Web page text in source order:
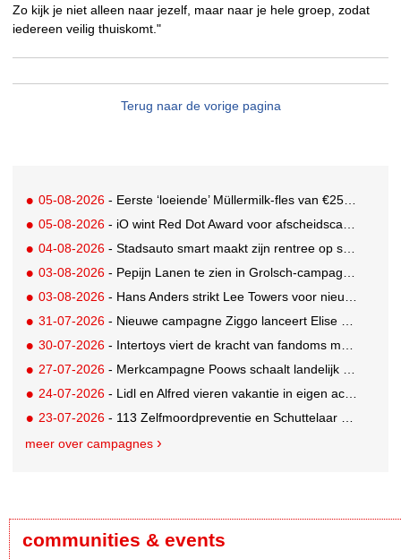
Zo kijk je niet alleen naar jezelf, maar naar je hele groep, zodat
iedereen veilig thuiskomt."
Terug naar de vorige pagina
05-08-2026 - Eerste ‘loeiende’ Müllermilk-fles van €25.000,- gevonden
05-08-2026 - iO wint Red Dot Award voor afscheidscampagne Peter Houtman bij Feyenoord
04-08-2026 - Stadsauto smart maakt zijn rentree op straat met een wereldwijde muurschilderingcampagne
03-08-2026 - Pepijn Lanen te zien in Grolsch-campagne voor nieuwe Grolsch CAL
03-08-2026 - Hans Anders strikt Lee Towers voor nieuwe campagne
31-07-2026 - Nieuwe campagne Ziggo lanceert Elise Schaap als expert over de Nederlandse voetbalbeleving
30-07-2026 - Intertoys viert de kracht van fandoms met nieuwe social media campagne rondom Olivia Rodrigo
27-07-2026 - Merkcampagne Poows schaalt landelijk op met gerichte Out of Home strategie
24-07-2026 - Lidl en Alfred vieren vakantie in eigen achtertuin
23-07-2026 - 113 Zelfmoordpreventie en Schuttelaar & Partners richten bewustwordingscampagne op mannen
meer over campagnes
communities & events